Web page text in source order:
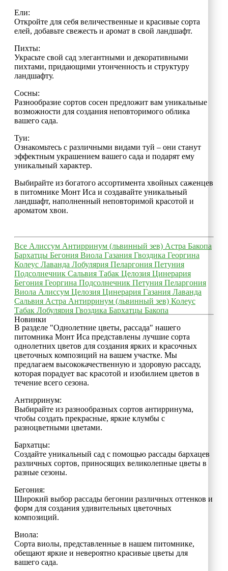
Ели:
Откройте для себя величественные и красивые сорта
елей, добавьте свежесть и аромат в свой ландшафт.
Пихты:
Украсьте свой сад элегантными и декоративными
пихтами, придающими утонченность и структуру
ландшафту.
Сосны:
Разнообразие сортов сосен предложит вам уникальные
возможности для создания неповторимого облика
вашего сада.
Туи:
Ознакомьтесь с различными видами туй – они станут
эффектным украшением вашего сада и подарят ему
уникальный характер.
Выбирайте из богатого ассортимента хвойных саженцев
в питомнике Монт Иса и создавайте уникальный
ландшафт, наполненный неповторимой красотой и
ароматом хвои.
Все Алиссум Антирринум (львинный зев) Астра Бакопа
Бархатцы Бегония Виола Газания Гвоздика Георгина
Колеус Лаванда Лобулярия Пеларгония Петуния
Подсолнечник Сальвия Табак Целозия Цинерария
Бегония Георгина Подсолнечник Петуния Пеларгония
Виола Алиссум Целозия Цинерария Газания Лаванда
Сальвия Астра Антирринум (львинный зев) Колеус
Табак Лобулярия Гвоздика Бархатцы Бакопа
Новинки
В разделе "Однолетние цветы, рассада" нашего
питомника Монт Иса представлены лучшие сорта
однолетних цветов для создания ярких и красочных
цветочных композиций на вашем участке. Мы
предлагаем высококачественную и здоровую рассаду,
которая порадует вас красотой и изобилием цветов в
течение всего сезона.
Антирринум:
Выбирайте из разнообразных сортов антирринума,
чтобы создать прекрасные, яркие клумбы с
разноцветными цветами.
Бархатцы:
Создайте уникальный сад с помощью рассады бархацев
различных сортов, приносящих великолепные цветы в
разные сезоны.
Бегония:
Широкий выбор рассады бегонии различных оттенков и
форм для создания удивительных цветочных
композиций.
Виола:
Сорта виолы, представленные в нашем питомнике,
обещают яркие и невероятно красивые цветы для
вашего сада.